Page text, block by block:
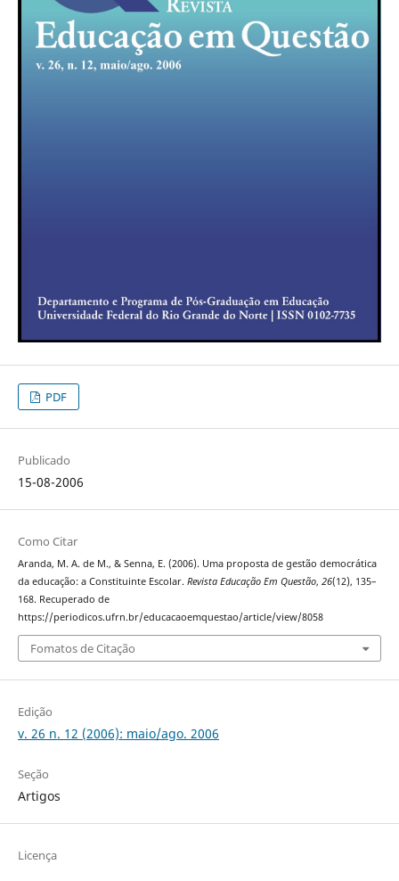
PDF
Publicado
15-08-2006
Como Citar
Aranda, M. A. de M., & Senna, E. (2006). Uma proposta de gestão democrática
da educação: a Constituinte Escolar. Revista Educação Em Questão, 26(12), 135–
168. Recuperado de
https://periodicos.ufrn.br/educacaoemquestao/article/view/8058
Fomatos de Citação
Edição
v. 26 n. 12 (2006): maio/ago. 2006
Seção
Artigos
Licença